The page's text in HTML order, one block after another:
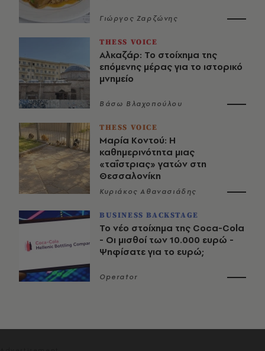
Γιώργος Ζαρζώνης
THESS VOICE
Αλκαζάρ: Το στοίχημα της
επόμενης μέρας για το ιστορικό
μνημείο
Βάσω Βλαχοπούλου
THESS VOICE
Μαρία Κοντού: Η
καθημερινότητα μιας
«ταΐστριας» γατών στη
Θεσσαλονίκη
Κυριάκος Αθανασιάδης
BUSINESS BACKSTAGE
Το νέο στοίχημα της Coca-Cola
- Οι μισθοί των 10.000 ευρώ -
Ψηφίσατε για το ευρώ;
Operator